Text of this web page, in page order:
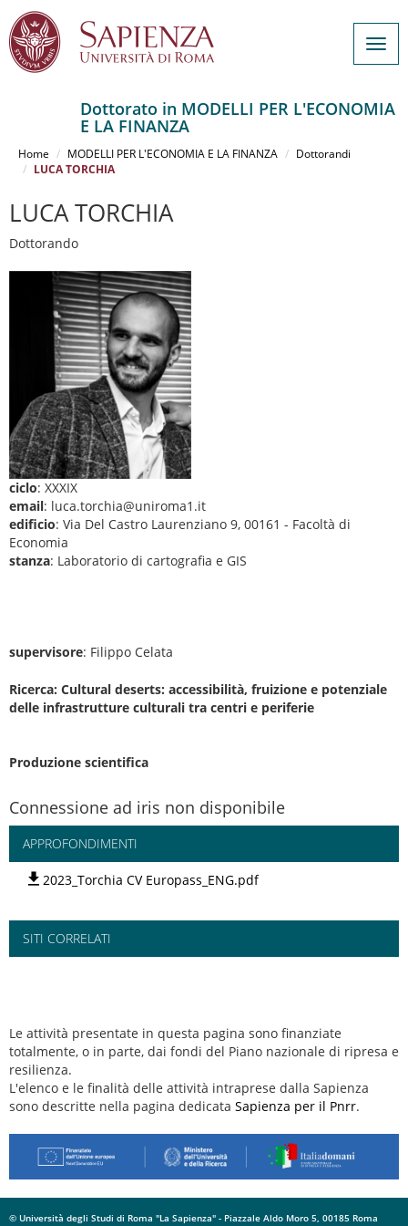
contenuto
Dottorato in MODELLI PER L'ECONOMIA
E LA FINANZA
Home MODELLI PER L'ECONOMIA E LA FINANZA
Dottorandi
LUCA TORCHIA
LUCA TORCHIA
Dottorando
ciclo: XXXIX
email: luca.torchia@uniroma1.it
edificio: Via Del Castro Laurenziano 9, 00161 - Facoltà di
Economia
stanza: Laboratorio di cartografia e GIS
supervisore: Filippo Celata
Ricerca: Cultural deserts: accessibilità, fruizione e potenziale
delle infrastrutture culturali tra centri e periferie
Produzione scientifica
Connessione ad iris non disponibile
APPROFONDIMENTI
2023_Torchia CV Europass_ENG.pdf
SITI CORRELATI
Le attività presentate in questa pagina sono finanziate
totalmente, o in parte, dai fondi del Piano nazionale di ripresa e
resilienza.
L'elenco e le finalità delle attività intraprese dalla Sapienza
sono descritte nella pagina dedicata Sapienza per il Pnrr.
© Università degli Studi di Roma "La Sapienza" - Piazzale Aldo Moro 5, 00185 Roma